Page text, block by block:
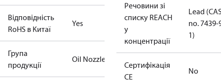
Відповідність
RoHS в Китаї
Yes
Група
продукції
Oil Nozzles
Речовини зі
списку REACH
у
концентрації
Lead
no. 7439-
1)
Сертифікація
CE
No